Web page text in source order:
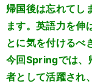
帰国後は忘れてし
ます。英語力を伸
とに気を付けるべ
今回Springでは、
者として活躍され